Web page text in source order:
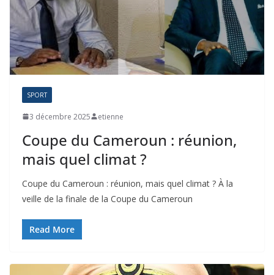
SPORT
3 décembre 2025 etienne
Coupe du Cameroun : réunion,
mais quel climat ?
Coupe du Cameroun : réunion, mais quel climat ? À la
veille de la finale de la Coupe du Cameroun
Read More